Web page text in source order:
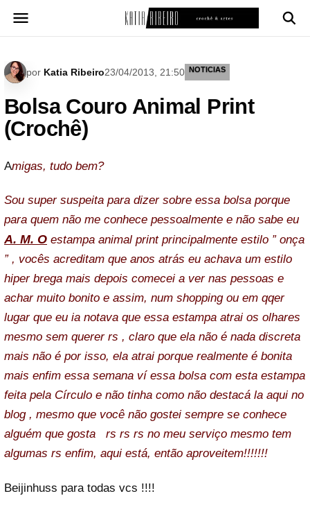
para
por Katia Ribeiro23/04/2013, 21:50 NOTICIAS
Bolsa Couro Animal Print
(Crochê)
Amigas, tudo bem?
Sou super suspeita para dizer sobre essa bolsa porque
para quem não me conhece pessoalmente e não sabe eu
A. M. O estampa animal print principalmente estilo ” onça
” , vocês acreditam que anos atrás eu achava um estilo
hiper brega mais depois comecei a ver nas pessoas e
achar muito bonito e assim, num shopping ou em qqer
lugar que eu ia notava que essa estampa atrai os olhares
mesmo sem querer rs , claro que ela não é nada discreta
mais não é por isso, ela atrai porque realmente é bonita
mais enfim essa semana ví essa bolsa com esta estampa
feita pela Círculo e não tinha como não destacá la aqui no
blog , mesmo que você não gostei sempre se conhece
alguém que gosta rs rs rs no meu serviço mesmo tem
algumas rs enfim, aqui está, então aproveitem!!!!!!!
Beijinhuss para todas vcs !!!!